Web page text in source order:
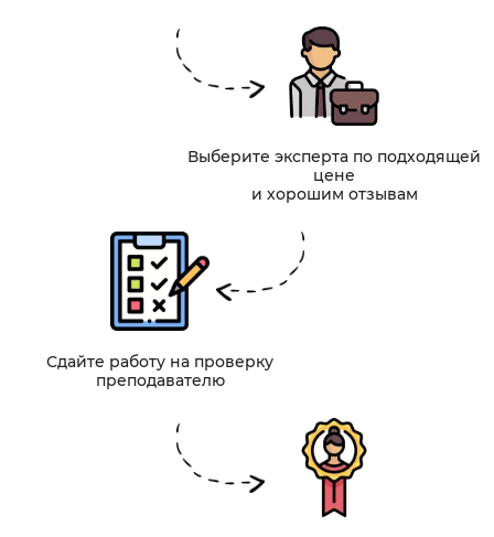
Выберите эксперта по подходящей
цене
и хорошим отзывам
Сдайте работу на проверку
преподавателю